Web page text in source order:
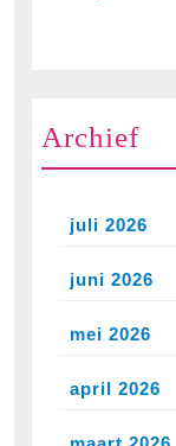
Archief
juli 2026
juni 2026
mei 2026
april 2026